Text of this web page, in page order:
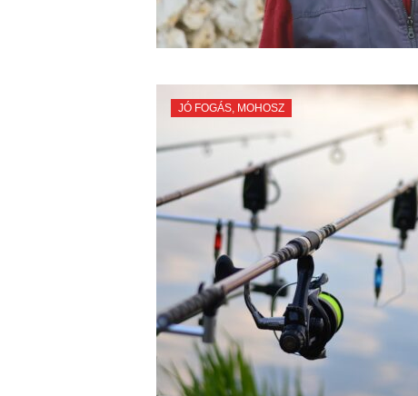
JÓ FOGÁS, MOHOSZ